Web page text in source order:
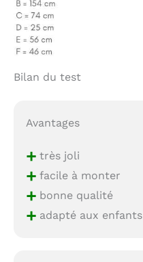
Bilan du test
Avantages
+très joli
+facile à monter
+bonne qualité
+adapté aux enfants